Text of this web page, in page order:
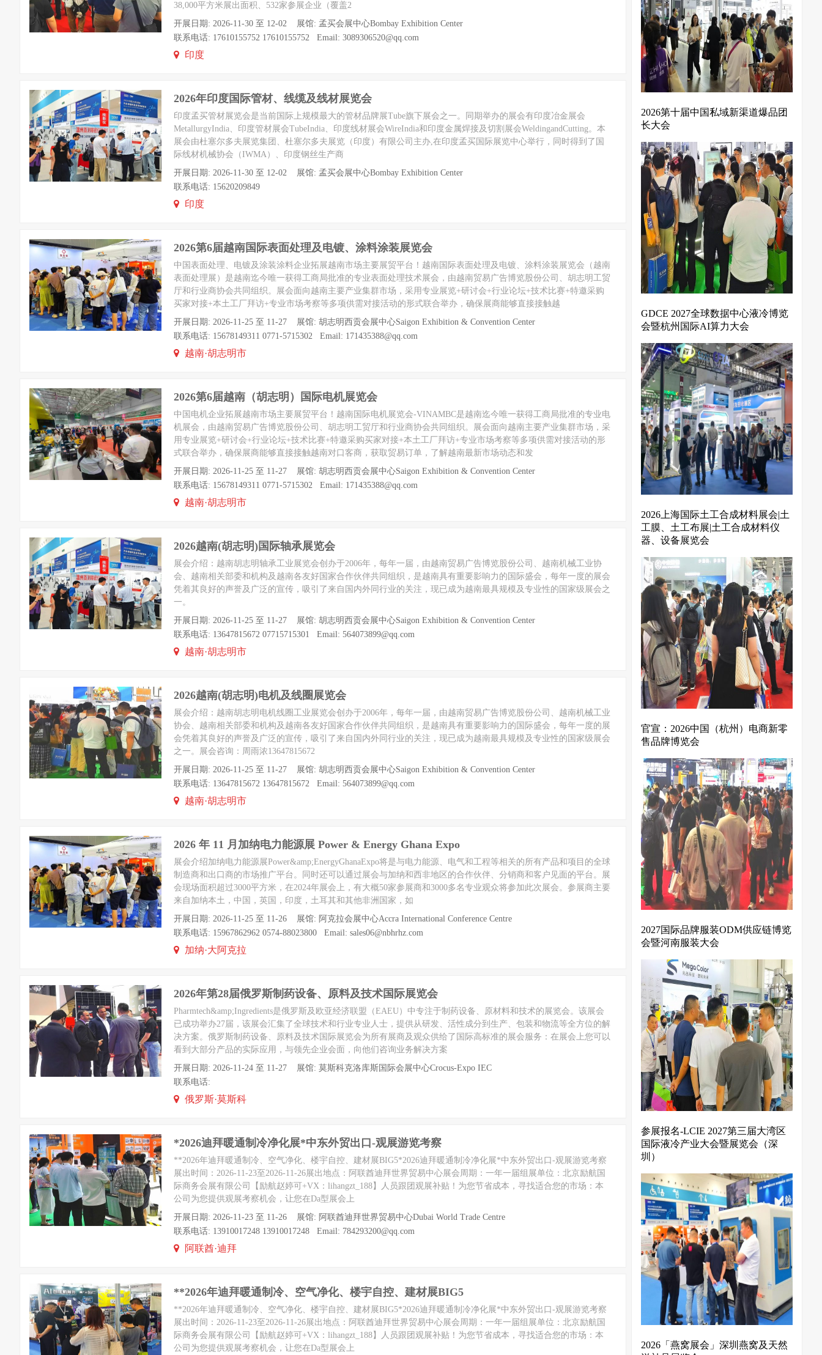
38,000平方米展出面积、532家参展企业（覆盖2
开展日期: 2026-11-30 至 12-02 展馆: 孟买会展中心Bombay Exhibition Center
联系电话: 17610155752 17610155752 Email: 3089306520@qq.com
印度
2026年印度国际管材、线缆及线材展览会
印度孟买管材展览会是当前国际上规模最大的管材品牌展Tube旗下展会之一。同期举办的展会有印度冶金展会
MetallurgyIndia、印度管材展会TubeIndia、印度线材展会WireIndia和印度金属焊接及切割展会WeldingandCutting。本
展会由杜塞尔多夫展览集团、杜塞尔多夫展览（印度）有限公司主办,在印度孟买国际展览中心举行，同时得到了国
际线材机械协会（IWMA）、印度钢丝生产商
开展日期: 2026-11-30 至 12-02 展馆: 孟买会展中心Bombay Exhibition Center
联系电话: 15620209849
印度
2026第6届越南国际表面处理及电镀、涂料涂装展览会
中国表面处理、电镀及涂装涂料企业拓展越南市场主要展贸平台！越南国际表面处理及电镀、涂料涂装展览会（越南
表面处理展）是越南迄今唯一获得工商局批准的专业表面处理技术展会，由越南贸易广告博览股份公司、胡志明工贸
厅和行业商协会共同组织。展会面向越南主要产业集群市场，采用专业展览+研讨会+行业论坛+技术比赛+特邀采购
买家对接+本土工厂拜访+专业市场考察等多项供需对接活动的形式联合举办，确保展商能够直接接触越
开展日期: 2026-11-25 至 11-27 展馆: 胡志明西贡会展中心Saigon Exhibition & Convention Center
联系电话: 15678149311 0771-5715302 Email: 171435388@qq.com
越南·胡志明市
2026第6届越南（胡志明）国际电机展览会
中国电机企业拓展越南市场主要展贸平台！越南国际电机展览会-VINAMBC是越南迄今唯一获得工商局批准的专业电
机展会，由越南贸易广告博览股份公司、胡志明工贸厅和行业商协会共同组织。展会面向越南主要产业集群市场，采
用专业展览+研讨会+行业论坛+技术比赛+特邀采购买家对接+本土工厂拜访+专业市场考察等多项供需对接活动的形
式联合举办，确保展商能够直接接触越南对口客商，获取贸易订单，了解越南最新市场动态和发
开展日期: 2026-11-25 至 11-27 展馆: 胡志明西贡会展中心Saigon Exhibition & Convention Center
联系电话: 15678149311 0771-5715302 Email: 171435388@qq.com
越南·胡志明市
2026越南(胡志明)国际轴承展览会
展会介绍：越南胡志明轴承工业展览会创办于2006年，每年一届，由越南贸易广告博览股份公司、越南机械工业协
会、越南相关部委和机构及越南各友好国家合作伙伴共同组织，是越南具有重要影响力的国际盛会，每年一度的展会
凭着其良好的声誉及广泛的宣传，吸引了来自国内外同行业的关注，现已成为越南最具规模及专业性的国家级展会之
一。
开展日期: 2026-11-25 至 11-27 展馆: 胡志明西贡会展中心Saigon Exhibition & Convention Center
联系电话: 13647815672 07715715301 Email: 564073899@qq.com
越南·胡志明市
2026越南(胡志明)电机及线圈展览会
展会介绍：越南胡志明电机线圈工业展览会创办于2006年，每年一届，由越南贸易广告博览股份公司、越南机械工业
协会、越南相关部委和机构及越南各友好国家合作伙伴共同组织，是越南具有重要影响力的国际盛会，每年一度的展
会凭着其良好的声誉及广泛的宣传，吸引了来自国内外同行业的关注，现已成为越南最具规模及专业性的国家级展会
之一。展会咨询：周雨浓13647815672
开展日期: 2026-11-25 至 11-27 展馆: 胡志明西贡会展中心Saigon Exhibition & Convention Center
联系电话: 13647815672 13647815672 Email: 564073899@qq.com
越南·胡志明市
2026 年 11 月加纳电力能源展 Power & Energy Ghana Expo
展会介绍加纳电力能源展Power&amp;EnergyGhanaExpo将是与电力能源、电气和工程等相关的所有产品和项目的全球
制造商和出口商的市场推广平台。同时还可以通过展会与加纳和西非地区的合作伙伴、分销商和客户见面的平台。展
会现场面积超过3000平方米，在2024年展会上，有大概50家参展商和3000多名专业观众将参加此次展会。参展商主要
来自加纳本土，中国，英国，印度，土耳其和其他非洲国家，如
开展日期: 2026-11-25 至 11-26 展馆: 阿克拉会展中心Accra International Conference Centre
联系电话: 15967862962 0574-88023800 Email: sales06@nbhrhz.com
加纳·大阿克拉
2026年第28届俄罗斯制药设备、原料及技术国际展览会
Pharmtech&amp;Ingredients是俄罗斯及欧亚经济联盟（EAEU）中专注于制药设备、原材料和技术的展览会。该展会
已成功举办27届，该展会汇集了全球技术和行业专业人士，提供从研发、活性成分到生产、包装和物流等全方位的解
决方案。俄罗斯制药设备、原料及技术国际展览会为所有展商及观众供给了国际高标准的展会服务：在展会上您可以
看到大部分产品的实际应用，与领先企业会面，向他们咨询业务解决方案
开展日期: 2026-11-24 至 11-27 展馆: 莫斯科克洛库斯国际会展中心Crocus-Expo IEC
联系电话:
俄罗斯·莫斯科
*2026迪拜暖通制冷净化展*中东外贸出口-观展游览考察
**2026年迪拜暖通制冷、空气净化、楼宇自控、建材展BIG5*2026迪拜暖通制冷净化展*中东外贸出口-观展游览考察
展出时间：2026-11-23至2026-11-26展出地点：阿联酋迪拜世界贸易中心展会周期：一年一届组展单位：北京励航国
际商务会展有限公司【励航赵婷可+VX：lihangzt_188】人员跟团观展补贴！为您节省成本，寻找适合您的市场：本
公司为您提供观展考察机会，让您在Da型展会上
开展日期: 2026-11-23 至 11-26 展馆: 阿联酋迪拜世界贸易中心Dubai World Trade Centre
联系电话: 13910017248 13910017248 Email: 784293200@qq.com
阿联酋·迪拜
**2026年迪拜暖通制冷、空气净化、楼宇自控、建材展BIG5
**2026年迪拜暖通制冷、空气净化、楼宇自控、建材展BIG5*2026迪拜暖通制冷净化展*中东外贸出口-观展游览考察
展出时间：2026-11-23至2026-11-26展出地点：阿联酋迪拜世界贸易中心展会周期：一年一届组展单位：北京励航国
际商务会展有限公司【励航赵婷可+VX：lihangzt_188】人员跟团观展补贴！为您节省成本，寻找适合您的市场：本
公司为您提供观展考察机会，让您在Da型展会上
2026第十届中国私域新渠道爆品团
长大会
GDCE 2027全球数据中心液冷博览
会暨杭州国际AI算力大会
2026上海国际土工合成材料展会|土
工膜、土工布展|土工合成材料仪
器、设备展览会
官宣：2026中国（杭州）电商新零
售品牌博览会
2027国际品牌服装ODM供应链博览
会暨河南服装大会
参展报名-LCIE 2027第三届大湾区
国际液冷产业大会暨展览会（深
圳）
2026「燕窝展会」深圳燕窝及天然